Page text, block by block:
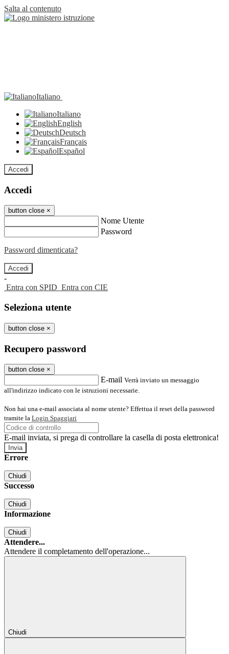
Salta al contenuto
Italiano
Italiano
English
Deutsch
Français
Español
Accedi
Accedi
button close ×
Nome Utente
Password
Password dimenticata?
-
Entra con SPID Entra con CIE
Seleziona utente
button close ×
Recupero password
button close ×
E-mail Verrà inviato un messaggio
all'indirizzo indicato con le istruzioni necessarie.
Non hai una e-mail associata al nome utente? Effettua il reset della password
tramite la Login Spaggiari
E-mail inviata, si prega di controllare la casella di posta elettronica!
Errore
Chiudi
Successo
Chiudi
Informazione
Chiudi
Attendere...
Attendere il completamento dell'operazione...
Chiudi